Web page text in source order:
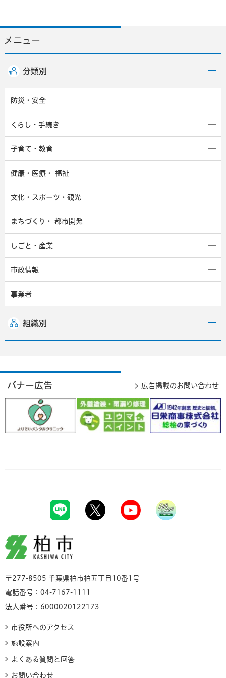
メニュー
分類別
防災・安全
くらし・手続き
子育て・教育
健康・医療・ 福祉
文化・スポーツ・観光
まちづくり・ 都市開発
しごと・産業
市政情報
事業者
組織別
バナー広告 広告掲載のお問い合わせ
柏市
〒277-8505 千葉県柏市柏五丁目10番1号
電話番号：04-7167-1111
法人番号：6000020122173
市役所へのアクセス
施設案内
よくある質問と回答
お問い合わせ